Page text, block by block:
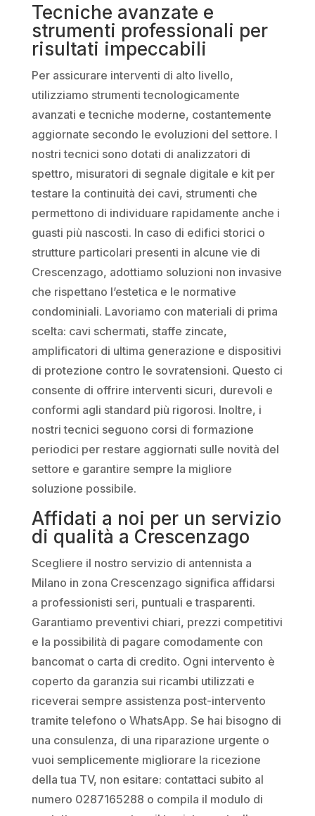
Tecniche avanzate e
strumenti professionali per
risultati impeccabili
Per assicurare interventi di alto livello,
utilizziamo strumenti tecnologicamente
avanzati e tecniche moderne, costantemente
aggiornate secondo le evoluzioni del settore. I
nostri tecnici sono dotati di analizzatori di
spettro, misuratori di segnale digitale e kit per
testare la continuità dei cavi, strumenti che
permettono di individuare rapidamente anche i
guasti più nascosti. In caso di edifici storici o
strutture particolari presenti in alcune vie di
Crescenzago, adottiamo soluzioni non invasive
che rispettano l’estetica e le normative
condominiali. Lavoriamo con materiali di prima
scelta: cavi schermati, staffe zincate,
amplificatori di ultima generazione e dispositivi
di protezione contro le sovratensioni. Questo ci
consente di offrire interventi sicuri, durevoli e
conformi agli standard più rigorosi. Inoltre, i
nostri tecnici seguono corsi di formazione
periodici per restare aggiornati sulle novità del
settore e garantire sempre la migliore
soluzione possibile.
Affidati a noi per un servizio
di qualità a Crescenzago
Scegliere il nostro servizio di antennista a
Milano in zona Crescenzago significa affidarsi
a professionisti seri, puntuali e trasparenti.
Garantiamo preventivi chiari, prezzi competitivi
e la possibilità di pagare comodamente con
bancomat o carta di credito. Ogni intervento è
coperto da garanzia sui ricambi utilizzati e
riceverai sempre assistenza post-intervento
tramite telefono o WhatsApp. Se hai bisogno di
una consulenza, di una riparazione urgente o
vuoi semplicemente migliorare la ricezione
della tua TV, non esitare: contattaci subito al
numero 0287165288 o compila il modulo di